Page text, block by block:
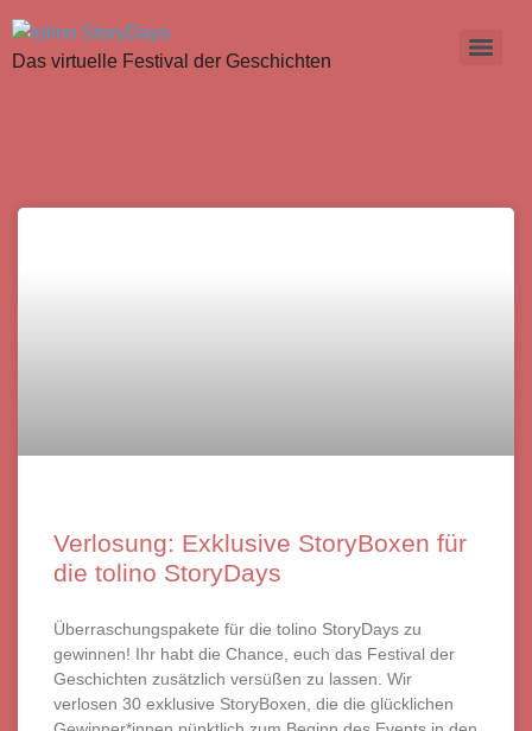
Das virtuelle Festival der Geschichten
Verlosung: Exklusive StoryBoxen für
die tolino StoryDays
Überraschungspakete für die tolino StoryDays zu
gewinnen! Ihr habt die Chance, euch das Festival der
Geschichten zusätzlich versüßen zu lassen. Wir
verlosen 30 exklusive StoryBoxen, die die glücklichen